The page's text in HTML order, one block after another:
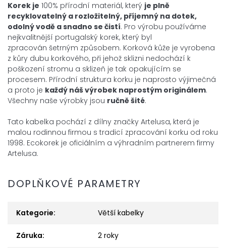
Korek je 100% přírodní materiál, který je plně
recyklovatelný a rozložitelný, příjemný na dotek,
odolný vodě a snadno se čistí. Pro výrobu používáme
nejkvalitnější portugalský korek, který byl
zpracován šetrným způsobem. Korková kůže je vyrobena
z kůry dubu korkového, při jehož sklizni nedochází k
poškození stromu a sklizeň je tak opakujícím se
procesem. Přírodní struktura korku je naprosto výjimečná
a proto je každý náš výrobek naprostým originálem.
Všechny naše výrobky jsou ručně šité.
Tato kabelka pochází z dílny značky Artelusa, která je
malou rodinnou firmou s tradicí zpracování korku od roku
1998. Ecokorek je oficiálním a výhradním partnerem firmy
Artelusa.
DOPLŇKOVÉ PARAMETRY
Kategorie: Větší kabelky
Záruka: 2 roky